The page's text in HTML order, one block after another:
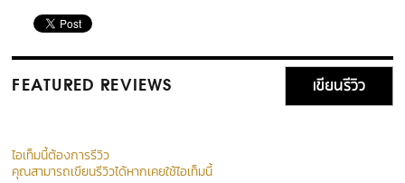
FEATURED REVIEWS เขียนรีวิว
ไอเท็มนี้ต้องการรีวิว
คุณสามารถเขียนรีวิวได้หากเคยใช้ไอเท็มนี้